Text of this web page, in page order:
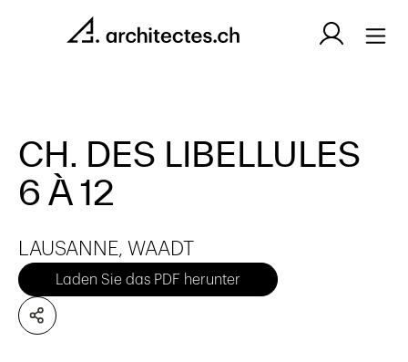
CH. DES LIBELLULES
6 À 12
LAUSANNE, WAADT
Laden Sie das PDF herunter